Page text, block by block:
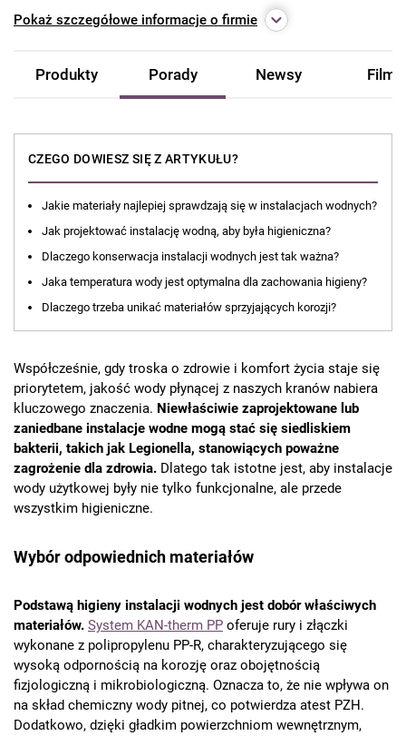
Pokaż szczegółowe informacje o firmie
Produkty Porady Newsy Filmy
CZEGO DOWIESZ SIĘ Z ARTYKUŁU?
Jakie materiały najlepiej sprawdzają się w instalacjach wodnych?
Jak projektować instalację wodną, aby była higieniczna?
Dlaczego konserwacja instalacji wodnych jest tak ważna?
Jaka temperatura wody jest optymalna dla zachowania higieny?
Dlaczego trzeba unikać materiałów sprzyjających korozji?
Współcześnie, gdy troska o zdrowie i komfort życia staje się
priorytetem, jakość wody płynącej z naszych kranów nabiera
kluczowego znaczenia. Niewłaściwie zaprojektowane lub
zaniedbane instalacje wodne mogą stać się siedliskiem
bakterii, takich jak Legionella, stanowiących poważne
zagrożenie dla zdrowia. Dlatego tak istotne jest, aby instalacje
wody użytkowej były nie tylko funkcjonalne, ale przede
wszystkim higieniczne.
Wybór odpowiednich materiałów
Podstawą higieny instalacji wodnych jest dobór właściwych
materiałów. System KAN-therm PP oferuje rury i złączki
wykonane z polipropylenu PP-R, charakteryzującego się
wysoką odpornością na korozję oraz obojętnością
fizjologiczną i mikrobiologiczną. Oznacza to, że nie wpływa on
na skład chemiczny wody pitnej, co potwierdza atest PZH.
Dodatkowo, dzięki gładkim powierzchniom wewnętrznym,